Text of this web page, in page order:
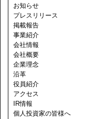
お知らせ
プレスリリース
掲載報告
事業紹介
会社情報
会社概要
企業理念
沿革
役員紹介
アクセス
IR情報
個人投資家の皆様へ